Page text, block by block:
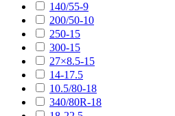
140/55-9
200/50-10
250-15
300-15
27×8.5-15
14-17.5
10.5/80-18
340/80R-18